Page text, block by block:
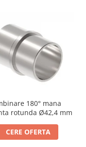
180° mana
rotunda Ø42,4 mm
CERE OFERTA